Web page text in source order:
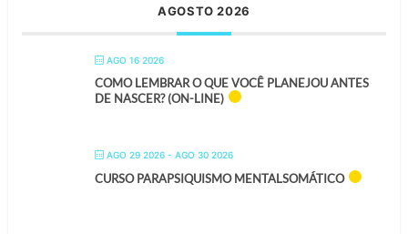
AGOSTO 2026
AGO 16 2026
COMO LEMBRAR O QUE VOCÊ PLANEJOU ANTES
DE NASCER? (ON-LINE)
AGO 29 2026- AGO 30 2026
CURSO PARAPSIQUISMO MENTALSOMÁTICO